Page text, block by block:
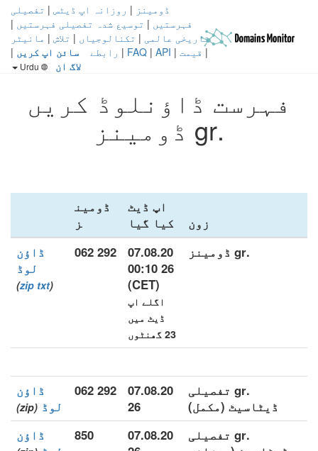
ڈومینز | روزانہ اپ ڈیٹس | تفصیلی
فہرستیں | توسیع شدہ تفصیلی فہرستیں |
تاریخی عالمی | تکنالوجیاں | تلاش | مانیٹر
| قیمت |
FAQ | API
| رابطے سائن اپ کریں |
لاگ ان
فہرست ڈاؤنلوڈ کریں
.gr ڈومینز
زون
اپ ڈیٹ
کیا گیا
ڈومین
ز
.gr ڈومینز
07.08.20
26 00:10
(CET)
اگلے اپ
ڈیٹ میں
23 گھنٹوں
292 062
ڈاؤن
لوڈ
(
zip txt
)
.gr تفصیلی
ڈیٹاسیٹ (مکمل)
07.08.20
26
292 062
ڈاؤن
لوڈ (zip)
.gr تفصیلی
07.08.20
850
ڈاؤن